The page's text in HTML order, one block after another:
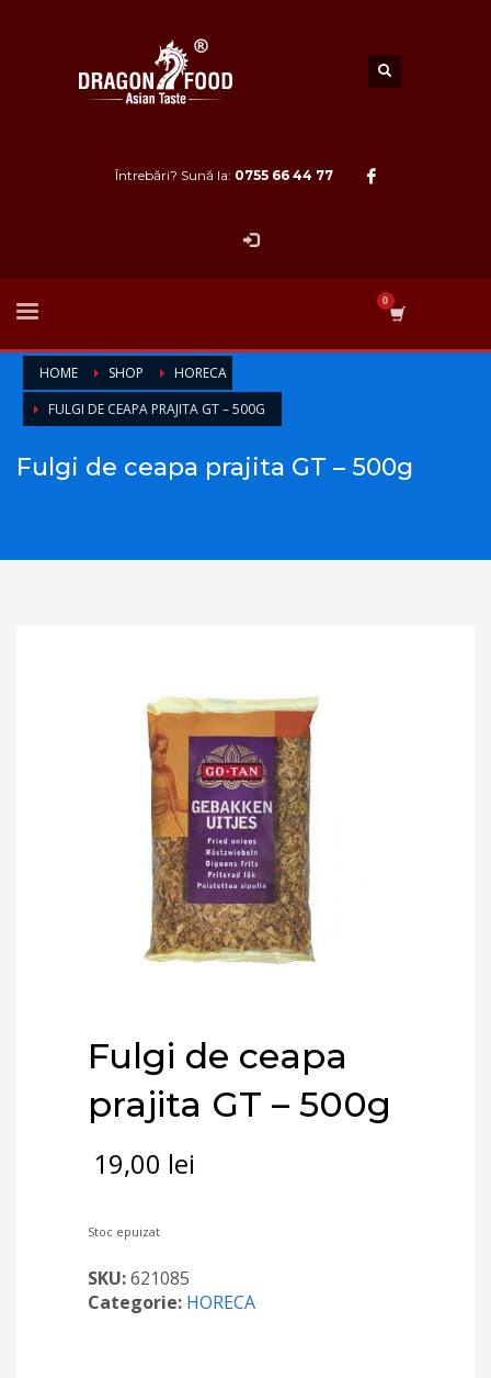
Întrebări? Sună la: 0755 66 44 77
HOME SHOP
HORECA
FULGI DE CEAPA PRAJITA GT – 500G
Fulgi de ceapa prajita GT – 500g
Fulgi de ceapa
prajita GT – 500g
19,00 lei
Stoc epuizat
SKU:621085
Categorie: HORECA